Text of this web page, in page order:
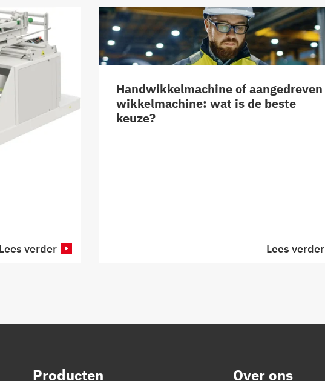
Lees verder
Handwikkelmachine of aangedreven
wikkelmachine: wat is de beste
keuze?
Lees verder
Producten Over ons